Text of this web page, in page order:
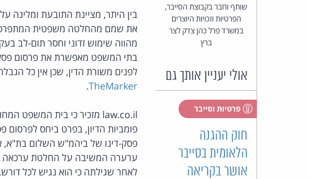
שותף וחבר בקבוצת הסייבר,
הפרטיות וזכויות היוצרים
במשרד פרל כהן צדק לצר
ברץ
אולי יעניין אותך גם
פרטיות וסייבר
חוק ההגנה
הלאומית בסייבר
אושר בקריאה
בין היתר, מציינת התובעת
את שמם מהחלטה משפטית
מהווה שימוש זדוני וחסר תום-לב
בתי המשפט מאפשרת את פרסום
לפנים משורת הדין, שכן אין כל
TheMarker
.
law.co.il מזכיר כי בית המשפט המחוזי בתל-אביב
פומביות הדיון, בפרט ביחס
פסק-דינו של ביהמ"ש השלום בת"א,
ערערה המשיבה על החלטת ערכאה
לאחר שגילתה כי הוא נגיש לכל